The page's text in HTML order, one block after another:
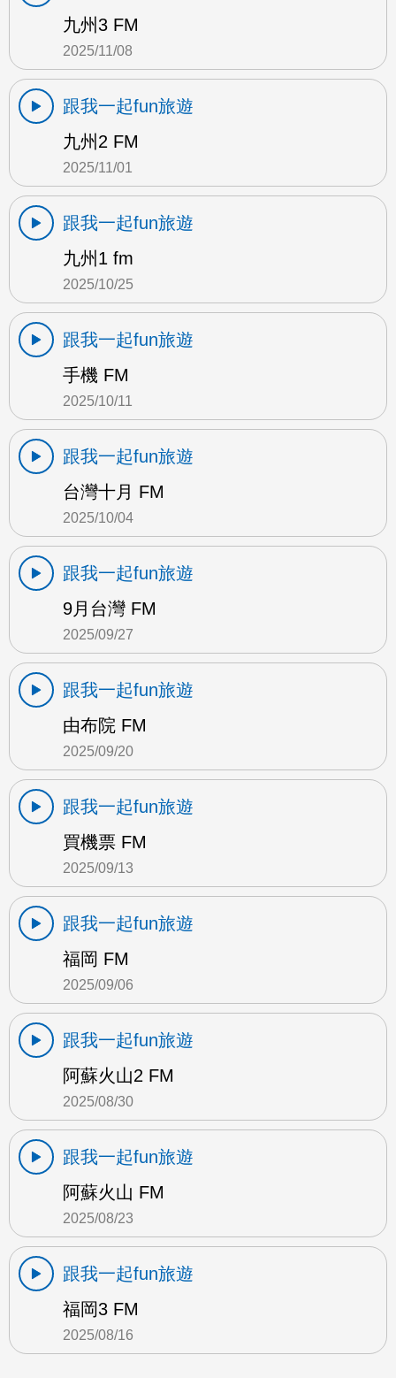
九州3 FM
2025/11/08
跟我一起fun旅遊
九州2 FM
2025/11/01
跟我一起fun旅遊
九州1 fm
2025/10/25
跟我一起fun旅遊
手機 FM
2025/10/11
跟我一起fun旅遊
台灣十月 FM
2025/10/04
跟我一起fun旅遊
9月台灣 FM
2025/09/27
跟我一起fun旅遊
由布院 FM
2025/09/20
跟我一起fun旅遊
買機票 FM
2025/09/13
跟我一起fun旅遊
福岡 FM
2025/09/06
跟我一起fun旅遊
阿蘇火山2 FM
2025/08/30
跟我一起fun旅遊
阿蘇火山 FM
2025/08/23
跟我一起fun旅遊
福岡3 FM
2025/08/16